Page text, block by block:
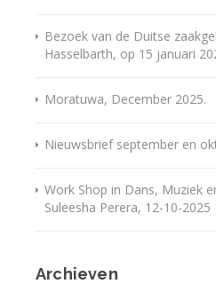
Bezoek van de Duitse
Hasselbarth, op 15 januari
Moratuwa, December 2025.
Nieuwsbrief september en
Work Shop in Dans, Muziek
Suleesha Perera, 12-10-2025
Archieven